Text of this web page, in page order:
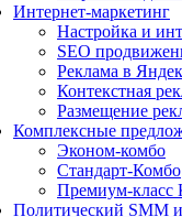
Интернет-маркетинг
Настройка и
SEO
Реклама в
Контекстная
Размещение
Комплексные
Эконом-комбо
Стандарт-Комбо
Премиум-класс
Политический SMM и